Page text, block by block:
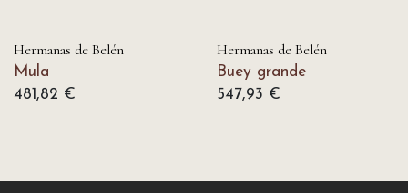
Hermanas de Belén
Mula
481,82 €
Hermanas de Belén
Buey grande
547,93 €